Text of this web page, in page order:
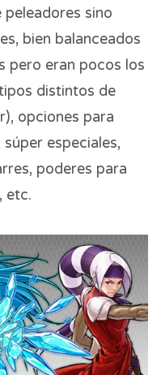
games/s...
sino
bien balanceados
pero eran pocos los
distintos de
opciones para
especiales,
poderes para
etc.